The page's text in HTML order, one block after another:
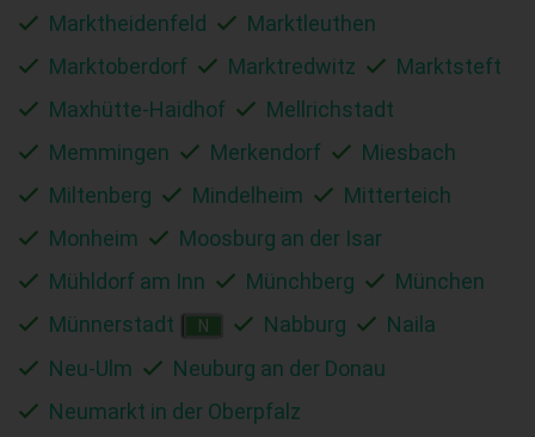
Marktheidenfeld
Marktleuthen
Marktoberdorf
Marktredwitz
Marktsteft
Maxhütte-Haidhof
Mellrichstadt
Memmingen
Merkendorf
Miesbach
Miltenberg
Mindelheim
Mitterteich
Monheim
Moosburg an der Isar
Mühldorf am Inn
Münchberg
München
Münnerstadt
N Nabburg
Naila
Neu-Ulm
Neuburg an der Donau
Neumarkt in der Oberpfalz